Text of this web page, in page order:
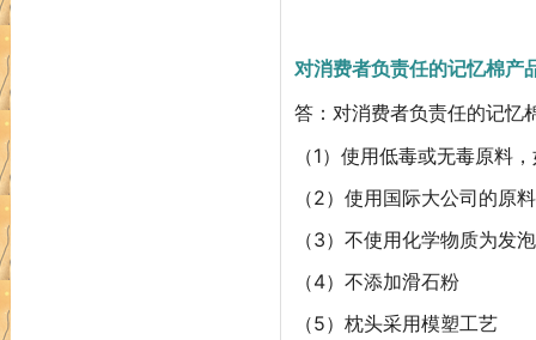
对消费者负责任的记忆棉产
答：对消费者负责任的记忆
（1）使用低毒或无毒原料
（2）使用国际大公司的原
（3）不使用化学物质为发
（4）不添加滑石粉
（5）枕头采用模塑工艺